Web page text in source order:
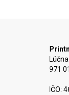
971
IČO: